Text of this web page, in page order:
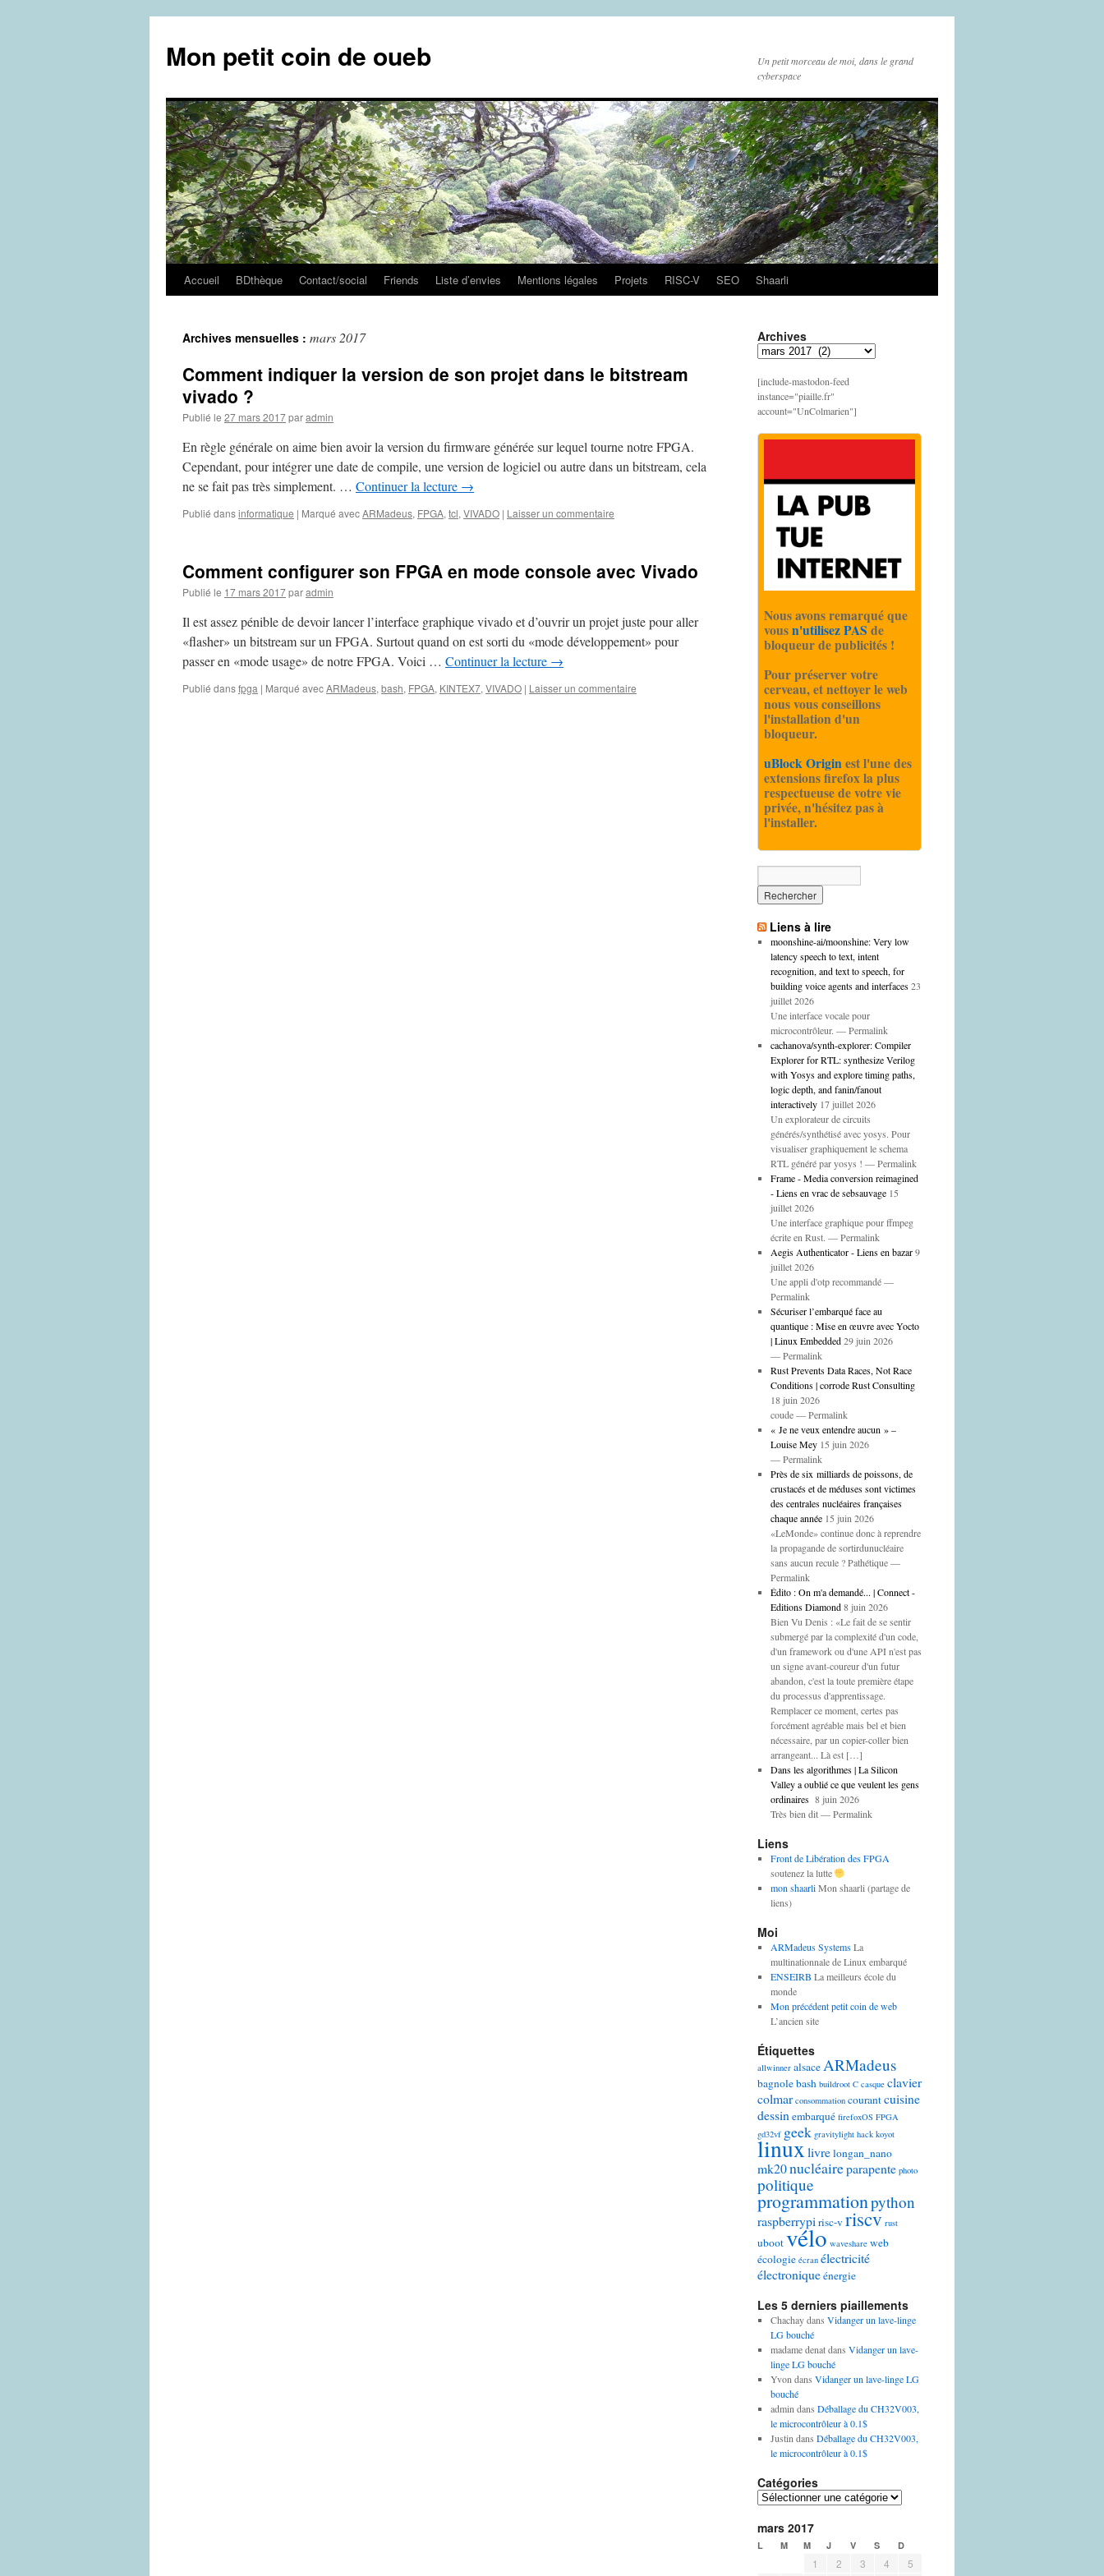
contenu
Mon petit coin de oueb
Un petit morceau de moi, dans le grand
cyberspace
Accueil BDthèque Contact/social Friends Liste d’envies Mentions légales Projets RISC-V SEO Shaarli
Archives mensuelles : mars 2017
Comment indiquer la version de son projet dans le bitstream
vivado ?
Publié le 27 mars 2017paradmin
En règle générale on aime bien avoir la version du firmware générée sur lequel tourne notre FPGA.
Cependant, pour intégrer une date de compile, une version de logiciel ou autre dans un bitstream, cela
ne se fait pas très simplement. … Continuer la lecture →
Publié dansinformatique | Marqué avecARMadeus, FPGA, tcl, VIVADO | Laisser un commentaire
Comment configurer son FPGA en mode console avec Vivado
Publié le 17 mars 2017paradmin
Il est assez pénible de devoir lancer l’interface graphique vivado et d’ouvrir un projet juste pour aller
«flasher» un bitstream sur un FPGA. Surtout quand on est sorti du «mode développement» pour
passer en «mode usage» de notre FPGA. Voici … Continuer la lecture →
Publié dansfpga | Marqué avecARMadeus, bash, FPGA, KINTEX7, VIVADO | Laisser un commentaire
Archives
Archives
[include-mastodon-feed
instance="piaille.fr"
account="UnColmarien"]
Nous avons remarqué que
vousn'utilisez PAS de
bloqueur de publicités !
Pour préserver votre
cerveau, et nettoyer le web
nous vous conseillons
l'installation d'un
bloqueur.
uBlock Originest l'une des
extensions firefox la plus
respectueuse de votre vie
privée, n'hésitez pas à
l'installer.
Liens à lire
moonshine-ai/moonshine: Very low
latency speech to text, intent
recognition, and text to speech, for
building voice agents and interfaces 23
juillet 2026
Une interface vocale pour
microcontrôleur. — Permalink
cachanova/synth-explorer: Compiler
Explorer for RTL: synthesize Verilog
with Yosys and explore timing paths,
logic depth, and fanin/fanout
interactively 17 juillet 2026
Un explorateur de circuits
générés/synthétisé avec yosys. Pour
visualiser graphiquement le schema
RTL généré par yosys ! — Permalink
Frame - Media conversion reimagined
- Liens en vrac de sebsauvage 15
juillet 2026
Une interface graphique pour ffmpeg
écrite en Rust. — Permalink
Aegis Authenticator - Liens en bazar 9
juillet 2026
Une appli d'otp recommandé —
Permalink
Sécuriser l’embarqué face au
quantique : Mise en œuvre avec Yocto
| Linux Embedded 29 juin 2026
— Permalink
Rust Prevents Data Races, Not Race
Conditions | corrode Rust Consulting
18 juin 2026
coude — Permalink
« Je ne veux entendre aucun » –
Louise Mey 15 juin 2026
— Permalink
Près de six milliards de poissons, de
crustacés et de méduses sont victimes
des centrales nucléaires françaises
chaque année 15 juin 2026
«LeMonde» continue donc à reprendre
la propagande de sortirdunucléaire
sans aucun recule ? Pathétique —
Permalink
Édito : On m'a demandé... | Connect -
Editions Diamond 8 juin 2026
Bien Vu Denis : «Le fait de se sentir
submergé par la complexité d'un code,
d'un framework ou d'une API n'est pas
un signe avant-coureur d'un futur
abandon, c'est la toute première étape
du processus d'apprentissage.
Remplacer ce moment, certes pas
forcément agréable mais bel et bien
nécessaire, par un copier-coller bien
arrangeant... Là est […]
Dans les algorithmes | La Silicon
Valley a oublié ce que veulent les gens
ordinaires 8 juin 2026
Très bien dit — Permalink
Liens
Front de Libération des FPGA
soutenez la lutte
mon shaarliMon shaarli (partage de
liens)
Moi
ARMadeus SystemsLa
multinationnale de Linux embarqué
ENSEIRB La meilleurs école du
monde
Mon précédent petit coin de web
L’ancien site
Étiquettes
allwinner alsaceARMadeus
bagnolebash buildroot C casque clavier
colmar consommation courantcuisine
dessin embarqué firefoxOS FPGA
gd32vf geek gravitylight hack koyot
linuxlivrelongan_nano
mk20nucléaireparapente photo
politique
programmationpython
raspberrypi risc-vriscv rust
ubootvélo waveshare web
écologie écran électricité
électroniqueénergie
Les 5 derniers piaillements
Chachaydans Vidanger un lave-linge
LG bouché
madame denatdans Vidanger un lave-
linge LG bouché
Yvon dans Vidanger un lave-linge LG
bouché
admin dans Déballage du CH32V003,
le microcontrôleur à 0.1$
Justin dans Déballage du CH32V003,
le microcontrôleur à 0.1$
Catégories
Catégories
mars 2017
L M M J V S D
1 2 3 4 5